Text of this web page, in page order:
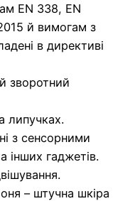
EN 338, EN
й вимогам з
в директиві
зворотний
липучках.
з сенсорними
інших гаджетів.
– штучна шкіра